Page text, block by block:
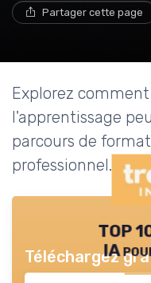
Partager cette page
Explorez
l'apprentissage
parcours de
professionnel.
TOP
IA
Téléchargez